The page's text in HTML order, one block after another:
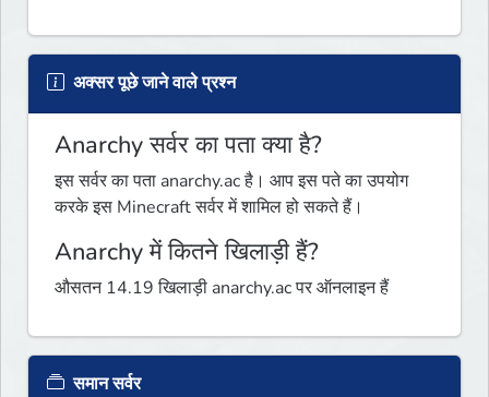
अक्सर पूछे जाने वाले प्रश्न
Anarchy सर्वर का पता क्या है?
इस सर्वर का पता anarchy.ac है। आप इस पते का उपयोग
करके इस Minecraft सर्वर में शामिल हो सकते हैं।
Anarchy में कितने खिलाड़ी हैं?
औसतन 14.19 खिलाड़ी anarchy.ac पर ऑनलाइन हैं
समान सर्वर